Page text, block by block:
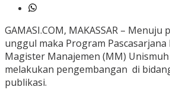
GAMASI.COM, MAKASSAR –
unggul maka Program
Magister Manajemen (MM)
melakukan pengembangan di
publikasi.